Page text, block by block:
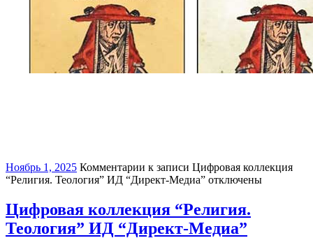
Ноябрь 1, 2025 Комментарии к записи Цифровая коллекция
“Религия. Теология” ИД “Директ-Медиа” отключены
Цифровая коллекция “Религия.
Теология” ИД “Директ-Медиа”